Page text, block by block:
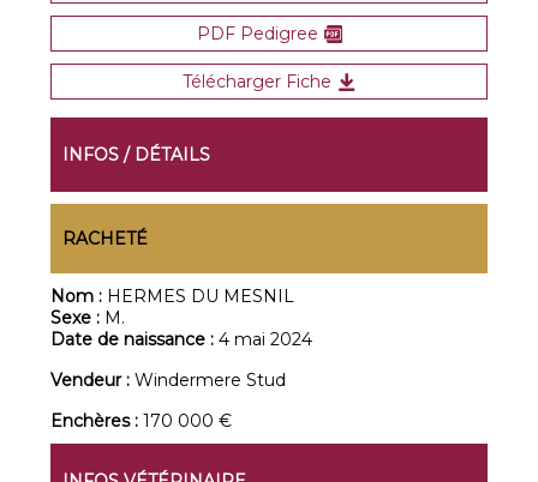
PDF Pedigree
Télécharger Fiche
INFOS / DÉTAILS
RACHETÉ
Nom : HERMES DU MESNIL
Sexe : M.
Date de naissance :4 mai 2024
Vendeur :Windermere Stud
Enchères :170 000 €